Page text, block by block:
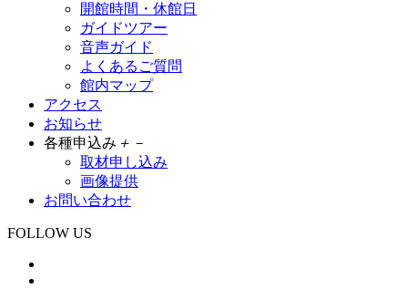
開館時間・休館日
ガイドツアー
音声ガイド
よくあるご質問
館内マップ
アクセス
お知らせ
各種申込み ＋ －
取材申し込み
画像提供
お問い合わせ
FOLLOW US